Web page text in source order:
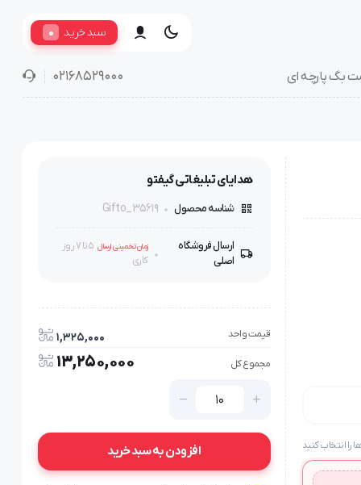
سبد خرید 0
بگ پارچه ای 02168529000
را انتخاب کنید
هدایای تبلیغاتی گیفتو
شناسه محصول Gifto_35619
ارسال فروشگاه
اصلی
زمان تخمینی ارسال
5 تا 7 روز
کاری
قیمت واحد 1,325,000
مجموع کل 13,250,000
افزودن به سبد خرید